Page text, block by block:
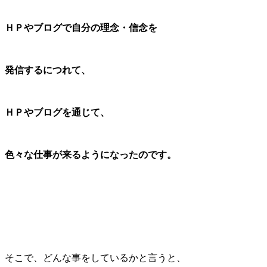
ＨＰやブログで自分の理念・信念を
発信するにつれて、
ＨＰやブログを通じて、
色々な仕事が来るようになったのです。
そこで、どんな事をしているかと言うと、